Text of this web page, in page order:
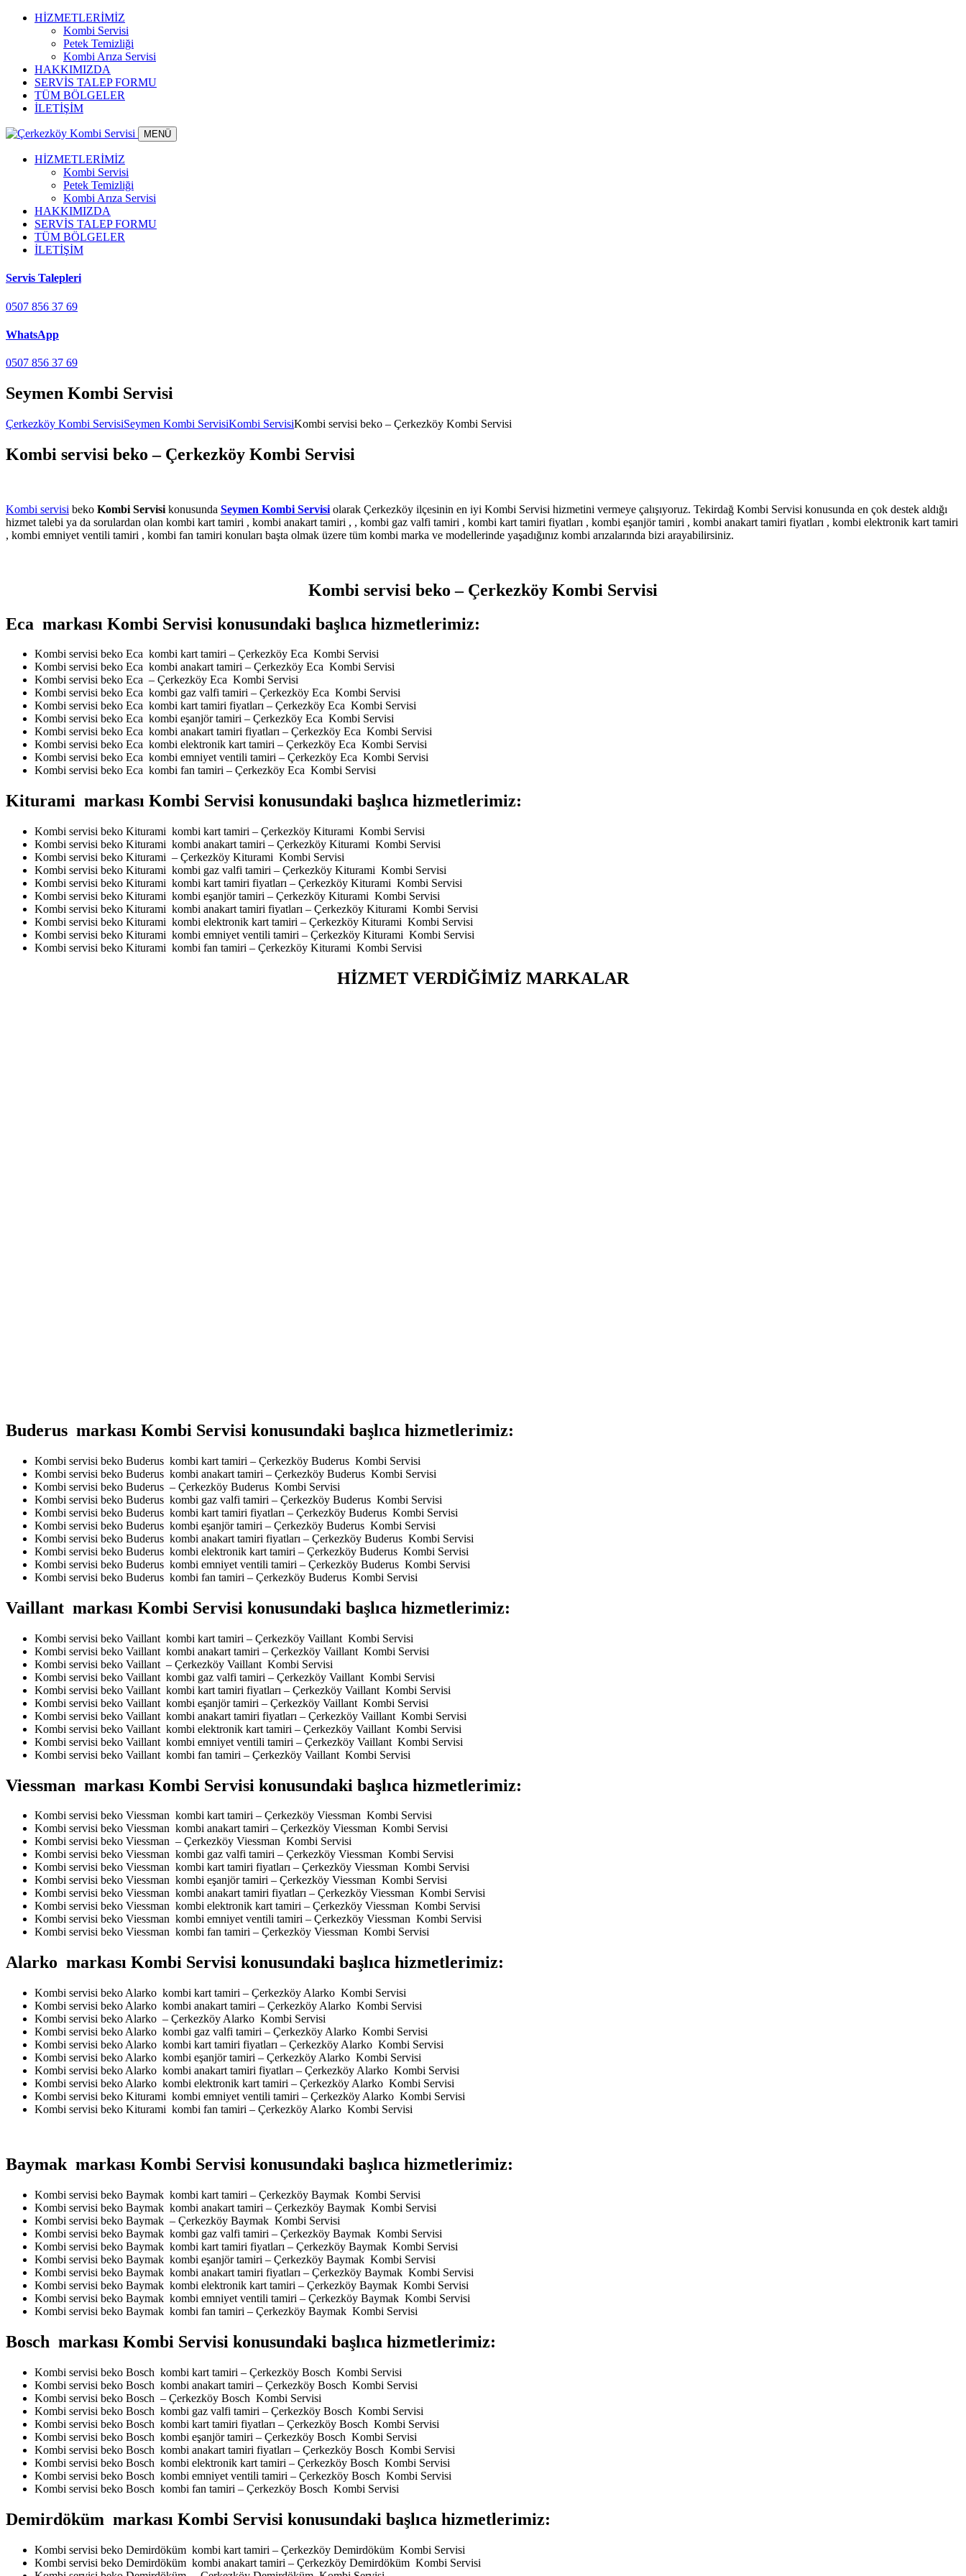
HİZMETLERİMİZ
Kombi Servisi
Petek Temizliği
Kombi Arıza Servisi
HAKKIMIZDA
SERVİS TALEP FORMU
TÜM BÖLGELER
İLETİŞİM
MENÜ
HİZMETLERİMİZ
Kombi Servisi
Petek Temizliği
Kombi Arıza Servisi
HAKKIMIZDA
SERVİS TALEP FORMU
TÜM BÖLGELER
İLETİŞİM
Servis Talepleri
0507 856 37 69
WhatsApp
0507 856 37 69
Seymen Kombi Servisi
Çerkezköy Kombi ServisiSeymen Kombi ServisiKombi ServisiKombi servisi beko – Çerkezköy Kombi Servisi
Kombi servisi beko – Çerkezköy Kombi Servisi
Kombi servisi beko Kombi Servisi konusunda Seymen Kombi Servisi olarak Çerkezköy ilçesinin en iyi Kombi Servisi hizmetini vermeye çalışıyoruz. Tekirdağ Kombi Servisi konusunda en çok destek aldığı
hizmet talebi ya da sorulardan olan kombi kart tamiri , kombi anakart tamiri , , kombi gaz valfi tamiri , kombi kart tamiri fiyatları , kombi eşanjör tamiri , kombi anakart tamiri fiyatları , kombi elektronik kart tamiri
, kombi emniyet ventili tamiri , kombi fan tamiri konuları başta olmak üzere tüm kombi marka ve modellerinde yaşadığınız kombi arızalarında bizi arayabilirsiniz.
Kombi servisi beko – Çerkezköy Kombi Servisi
Eca markası Kombi Servisi konusundaki başlıca hizmetlerimiz:
Kombi servisi beko Eca kombi kart tamiri – Çerkezköy Eca Kombi Servisi
Kombi servisi beko Eca kombi anakart tamiri – Çerkezköy Eca Kombi Servisi
Kombi servisi beko Eca – Çerkezköy Eca Kombi Servisi
Kombi servisi beko Eca kombi gaz valfi tamiri – Çerkezköy Eca Kombi Servisi
Kombi servisi beko Eca kombi kart tamiri fiyatları – Çerkezköy Eca Kombi Servisi
Kombi servisi beko Eca kombi eşanjör tamiri – Çerkezköy Eca Kombi Servisi
Kombi servisi beko Eca kombi anakart tamiri fiyatları – Çerkezköy Eca Kombi Servisi
Kombi servisi beko Eca kombi elektronik kart tamiri – Çerkezköy Eca Kombi Servisi
Kombi servisi beko Eca kombi emniyet ventili tamiri – Çerkezköy Eca Kombi Servisi
Kombi servisi beko Eca kombi fan tamiri – Çerkezköy Eca Kombi Servisi
Kiturami markası Kombi Servisi konusundaki başlıca hizmetlerimiz:
Kombi servisi beko Kiturami kombi kart tamiri – Çerkezköy Kiturami Kombi Servisi
Kombi servisi beko Kiturami kombi anakart tamiri – Çerkezköy Kiturami Kombi Servisi
Kombi servisi beko Kiturami – Çerkezköy Kiturami Kombi Servisi
Kombi servisi beko Kiturami kombi gaz valfi tamiri – Çerkezköy Kiturami Kombi Servisi
Kombi servisi beko Kiturami kombi kart tamiri fiyatları – Çerkezköy Kiturami Kombi Servisi
Kombi servisi beko Kiturami kombi eşanjör tamiri – Çerkezköy Kiturami Kombi Servisi
Kombi servisi beko Kiturami kombi anakart tamiri fiyatları – Çerkezköy Kiturami Kombi Servisi
Kombi servisi beko Kiturami kombi elektronik kart tamiri – Çerkezköy Kiturami Kombi Servisi
Kombi servisi beko Kiturami kombi emniyet ventili tamiri – Çerkezköy Kiturami Kombi Servisi
Kombi servisi beko Kiturami kombi fan tamiri – Çerkezköy Kiturami Kombi Servisi
HİZMET VERDİĞİMİZ MARKALAR
Buderus markası Kombi Servisi konusundaki başlıca hizmetlerimiz:
Kombi servisi beko Buderus kombi kart tamiri – Çerkezköy Buderus Kombi Servisi
Kombi servisi beko Buderus kombi anakart tamiri – Çerkezköy Buderus Kombi Servisi
Kombi servisi beko Buderus – Çerkezköy Buderus Kombi Servisi
Kombi servisi beko Buderus kombi gaz valfi tamiri – Çerkezköy Buderus Kombi Servisi
Kombi servisi beko Buderus kombi kart tamiri fiyatları – Çerkezköy Buderus Kombi Servisi
Kombi servisi beko Buderus kombi eşanjör tamiri – Çerkezköy Buderus Kombi Servisi
Kombi servisi beko Buderus kombi anakart tamiri fiyatları – Çerkezköy Buderus Kombi Servisi
Kombi servisi beko Buderus kombi elektronik kart tamiri – Çerkezköy Buderus Kombi Servisi
Kombi servisi beko Buderus kombi emniyet ventili tamiri – Çerkezköy Buderus Kombi Servisi
Kombi servisi beko Buderus kombi fan tamiri – Çerkezköy Buderus Kombi Servisi
Vaillant markası Kombi Servisi konusundaki başlıca hizmetlerimiz:
Kombi servisi beko Vaillant kombi kart tamiri – Çerkezköy Vaillant Kombi Servisi
Kombi servisi beko Vaillant kombi anakart tamiri – Çerkezköy Vaillant Kombi Servisi
Kombi servisi beko Vaillant – Çerkezköy Vaillant Kombi Servisi
Kombi servisi beko Vaillant kombi gaz valfi tamiri – Çerkezköy Vaillant Kombi Servisi
Kombi servisi beko Vaillant kombi kart tamiri fiyatları – Çerkezköy Vaillant Kombi Servisi
Kombi servisi beko Vaillant kombi eşanjör tamiri – Çerkezköy Vaillant Kombi Servisi
Kombi servisi beko Vaillant kombi anakart tamiri fiyatları – Çerkezköy Vaillant Kombi Servisi
Kombi servisi beko Vaillant kombi elektronik kart tamiri – Çerkezköy Vaillant Kombi Servisi
Kombi servisi beko Vaillant kombi emniyet ventili tamiri – Çerkezköy Vaillant Kombi Servisi
Kombi servisi beko Vaillant kombi fan tamiri – Çerkezköy Vaillant Kombi Servisi
Viessman markası Kombi Servisi konusundaki başlıca hizmetlerimiz:
Kombi servisi beko Viessman kombi kart tamiri – Çerkezköy Viessman Kombi Servisi
Kombi servisi beko Viessman kombi anakart tamiri – Çerkezköy Viessman Kombi Servisi
Kombi servisi beko Viessman – Çerkezköy Viessman Kombi Servisi
Kombi servisi beko Viessman kombi gaz valfi tamiri – Çerkezköy Viessman Kombi Servisi
Kombi servisi beko Viessman kombi kart tamiri fiyatları – Çerkezköy Viessman Kombi Servisi
Kombi servisi beko Viessman kombi eşanjör tamiri – Çerkezköy Viessman Kombi Servisi
Kombi servisi beko Viessman kombi anakart tamiri fiyatları – Çerkezköy Viessman Kombi Servisi
Kombi servisi beko Viessman kombi elektronik kart tamiri – Çerkezköy Viessman Kombi Servisi
Kombi servisi beko Viessman kombi emniyet ventili tamiri – Çerkezköy Viessman Kombi Servisi
Kombi servisi beko Viessman kombi fan tamiri – Çerkezköy Viessman Kombi Servisi
Alarko markası Kombi Servisi konusundaki başlıca hizmetlerimiz:
Kombi servisi beko Alarko kombi kart tamiri – Çerkezköy Alarko Kombi Servisi
Kombi servisi beko Alarko kombi anakart tamiri – Çerkezköy Alarko Kombi Servisi
Kombi servisi beko Alarko – Çerkezköy Alarko Kombi Servisi
Kombi servisi beko Alarko kombi gaz valfi tamiri – Çerkezköy Alarko Kombi Servisi
Kombi servisi beko Alarko kombi kart tamiri fiyatları – Çerkezköy Alarko Kombi Servisi
Kombi servisi beko Alarko kombi eşanjör tamiri – Çerkezköy Alarko Kombi Servisi
Kombi servisi beko Alarko kombi anakart tamiri fiyatları – Çerkezköy Alarko Kombi Servisi
Kombi servisi beko Alarko kombi elektronik kart tamiri – Çerkezköy Alarko Kombi Servisi
Kombi servisi beko Kiturami kombi emniyet ventili tamiri – Çerkezköy Alarko Kombi Servisi
Kombi servisi beko Kiturami kombi fan tamiri – Çerkezköy Alarko Kombi Servisi
Baymak markası Kombi Servisi konusundaki başlıca hizmetlerimiz:
Kombi servisi beko Baymak kombi kart tamiri – Çerkezköy Baymak Kombi Servisi
Kombi servisi beko Baymak kombi anakart tamiri – Çerkezköy Baymak Kombi Servisi
Kombi servisi beko Baymak – Çerkezköy Baymak Kombi Servisi
Kombi servisi beko Baymak kombi gaz valfi tamiri – Çerkezköy Baymak Kombi Servisi
Kombi servisi beko Baymak kombi kart tamiri fiyatları – Çerkezköy Baymak Kombi Servisi
Kombi servisi beko Baymak kombi eşanjör tamiri – Çerkezköy Baymak Kombi Servisi
Kombi servisi beko Baymak kombi anakart tamiri fiyatları – Çerkezköy Baymak Kombi Servisi
Kombi servisi beko Baymak kombi elektronik kart tamiri – Çerkezköy Baymak Kombi Servisi
Kombi servisi beko Baymak kombi emniyet ventili tamiri – Çerkezköy Baymak Kombi Servisi
Kombi servisi beko Baymak kombi fan tamiri – Çerkezköy Baymak Kombi Servisi
Bosch markası Kombi Servisi konusundaki başlıca hizmetlerimiz:
Kombi servisi beko Bosch kombi kart tamiri – Çerkezköy Bosch Kombi Servisi
Kombi servisi beko Bosch kombi anakart tamiri – Çerkezköy Bosch Kombi Servisi
Kombi servisi beko Bosch – Çerkezköy Bosch Kombi Servisi
Kombi servisi beko Bosch kombi gaz valfi tamiri – Çerkezköy Bosch Kombi Servisi
Kombi servisi beko Bosch kombi kart tamiri fiyatları – Çerkezköy Bosch Kombi Servisi
Kombi servisi beko Bosch kombi eşanjör tamiri – Çerkezköy Bosch Kombi Servisi
Kombi servisi beko Bosch kombi anakart tamiri fiyatları – Çerkezköy Bosch Kombi Servisi
Kombi servisi beko Bosch kombi elektronik kart tamiri – Çerkezköy Bosch Kombi Servisi
Kombi servisi beko Bosch kombi emniyet ventili tamiri – Çerkezköy Bosch Kombi Servisi
Kombi servisi beko Bosch kombi fan tamiri – Çerkezköy Bosch Kombi Servisi
Demirdöküm markası Kombi Servisi konusundaki başlıca hizmetlerimiz:
Kombi servisi beko Demirdöküm kombi kart tamiri – Çerkezköy Demirdöküm Kombi Servisi
Kombi servisi beko Demirdöküm kombi anakart tamiri – Çerkezköy Demirdöküm Kombi Servisi